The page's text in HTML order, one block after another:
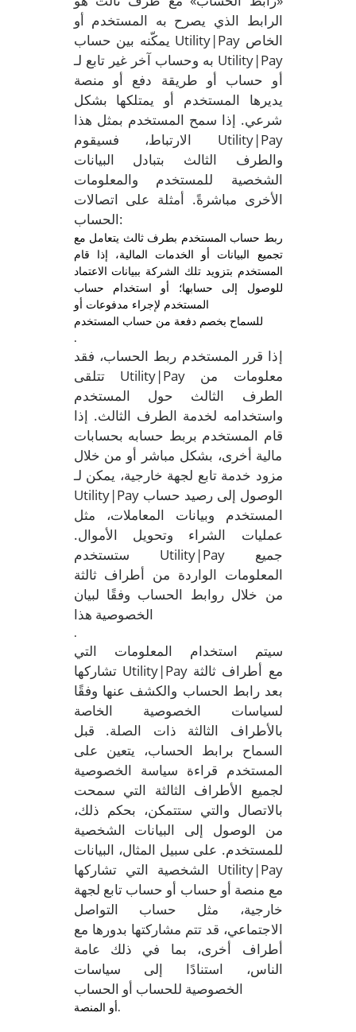
الرابط الذي يصرح به المستخدم أو
يمكّنه بين حساب Utility|Pay الخاص
به وحساب آخر غير تابع لـ Utility|Pay
أو حساب أو طريقة دفع أو منصة
يديرها المستخدم أو يمتلكها بشكل
شرعي. إذا سمح المستخدم بمثل هذا
الارتباط، فسيقوم Utility|Pay
والطرف الثالث بتبادل البيانات
الشخصية للمستخدم والمعلومات
الأخرى مباشرةً. أمثلة على اتصالات
الحساب:
ربط حساب المستخدم بطرف ثالث يتعامل مع
تجميع البيانات أو الخدمات المالية، إذا قام
المستخدم بتزويد تلك الشركة ببيانات الاعتماد
للوصول إلى حسابها؛ أو استخدام حساب
المستخدم لإجراء مدفوعات أو
للسماح بخصم دفعة من حساب المستخدم
.
إذا قرر المستخدم ربط الحساب، فقد
تتلقى Utility|Pay معلومات من
الطرف الثالث حول المستخدم
واستخدامه لخدمة الطرف الثالث. إذا
قام المستخدم بربط حسابه بحسابات
مالية أخرى، بشكل مباشر أو من خلال
مزود خدمة تابع لجهة خارجية، يمكن لـ
Utility|Pay الوصول إلى رصيد حساب
المستخدم وبيانات المعاملات، مثل
عمليات الشراء وتحويل الأموال.
ستستخدم Utility|Pay جميع
المعلومات الواردة من أطراف ثالثة
من خلال روابط الحساب وفقًا لبيان
الخصوصية هذا
.
سيتم استخدام المعلومات التي
تشاركها Utility|Pay مع أطراف ثالثة
بعد رابط الحساب والكشف عنها وفقًا
لسياسات الخصوصية الخاصة
بالأطراف الثالثة ذات الصلة. قبل
السماح برابط الحساب، يتعين على
المستخدم قراءة سياسة الخصوصية
لجميع الأطراف الثالثة التي سمحت
بالاتصال والتي ستتمكن، بحكم ذلك،
من الوصول إلى البيانات الشخصية
للمستخدم. على سبيل المثال، البيانات
الشخصية التي تشاركها Utility|Pay
مع منصة أو حساب أو حساب تابع لجهة
خارجية، مثل حساب التواصل
الاجتماعي، قد تتم مشاركتها بدورها مع
أطراف أخرى، بما في ذلك عامة
الناس، استنادًا إلى سياسات
الخصوصية للحساب أو الحساب
أو المنصة.